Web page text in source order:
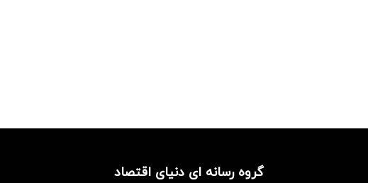
گروه رسانه ای دنیای اقتصاد